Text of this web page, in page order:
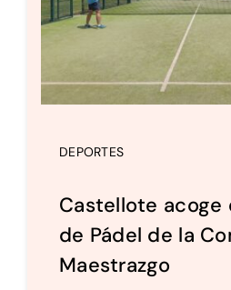
DEPORTES
Castellote acoge
de Pádel de la
Maestrazgo